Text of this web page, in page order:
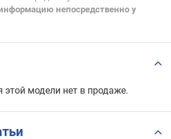
непосредственно у
этой модели нет в продаже.